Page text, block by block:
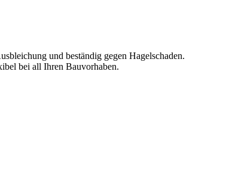
und beständig gegen Hagelschaden.
bei all Ihren Bauvorhaben.